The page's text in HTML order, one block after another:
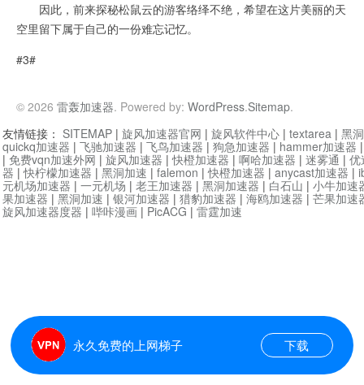
因此，前来探秘松鼠云的游客络绎不绝，希望在这片美丽的天
空里留下属于自己的一份难忘记忆。
#3#
© 2026 雷轰加速器. Powered by: WordPress.Sitemap.
永久免费的上网梯子 下载
友情链接： SITEMAP | 旋风加速器官网 | 旋风软件中心 | textarea | 黑
quickq加速器 | 飞驰加速器 | 飞鸟加速器 | 狗急加速器 | hammer加速器
| 免费vqn加速外网 | 旋风加速器 |快橙加速器 | 啊哈加速器 | 迷雾通 | 优
器 |快柠檬加速器 | 黑洞加速 | falemon |快橙加速器 | anycast加速器 |
元机场加速器 | 一元机场 | 老王加速器 | 黑洞加速器 | 白石山 | 小牛加速
果加速器 | 黑洞加速 | 银河加速器 | 猎豹加速器 | 海鸥加速器 | 芒果加速
旋风加速器度器 | 哔咔漫画 | PicACG | 雷霆加速